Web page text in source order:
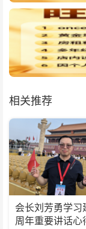
相关推荐
会长刘芳勇学习
周年重要讲话心